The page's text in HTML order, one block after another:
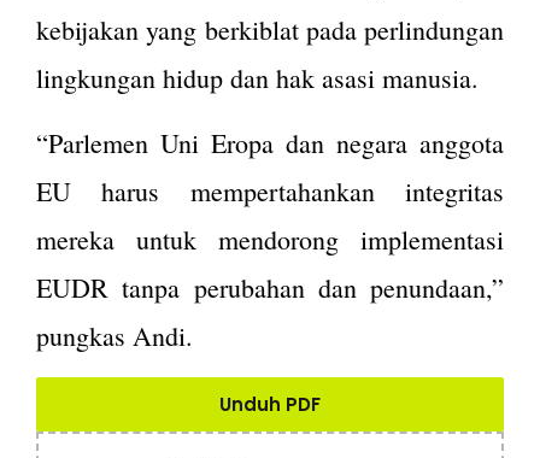
kebijakan yang berkiblat pada perlindungan
lingkungan hidup dan hak asasi manusia.
“Parlemen Uni Eropa dan negara anggota
EU harus mempertahankan integritas
mereka untuk mendorong implementasi
EUDR tanpa perubahan dan penundaan,”
pungkas Andi.
Unduh PDF